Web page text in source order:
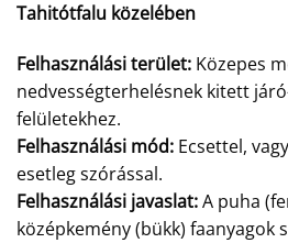
Tahitótfalu közelében
Felhasználási terület: Közepes
nedvességterhelésnek kitett
felületekhez.
Felhasználási mód: Ecsettel,
esetleg szórással.
Felhasználási javaslat:A puha
középkemény (bükk) faanyagok